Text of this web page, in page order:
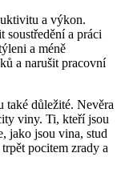
a výkon.
a práci
a méně
a narušit pracovní
také důležité. Nevěra
viny. Ti, kteří jsou
jako jsou vina, stud
pocitem zrady a